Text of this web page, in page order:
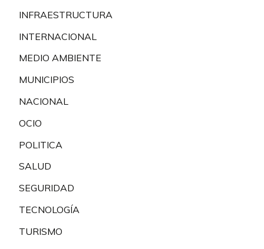
INFRAESTRUCTURA
INTERNACIONAL
MEDIO AMBIENTE
MUNICIPIOS
NACIONAL
OCIO
POLITICA
SALUD
SEGURIDAD
TECNOLOGÍA
TURISMO